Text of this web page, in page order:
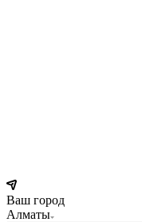
Ваш город
Алматы